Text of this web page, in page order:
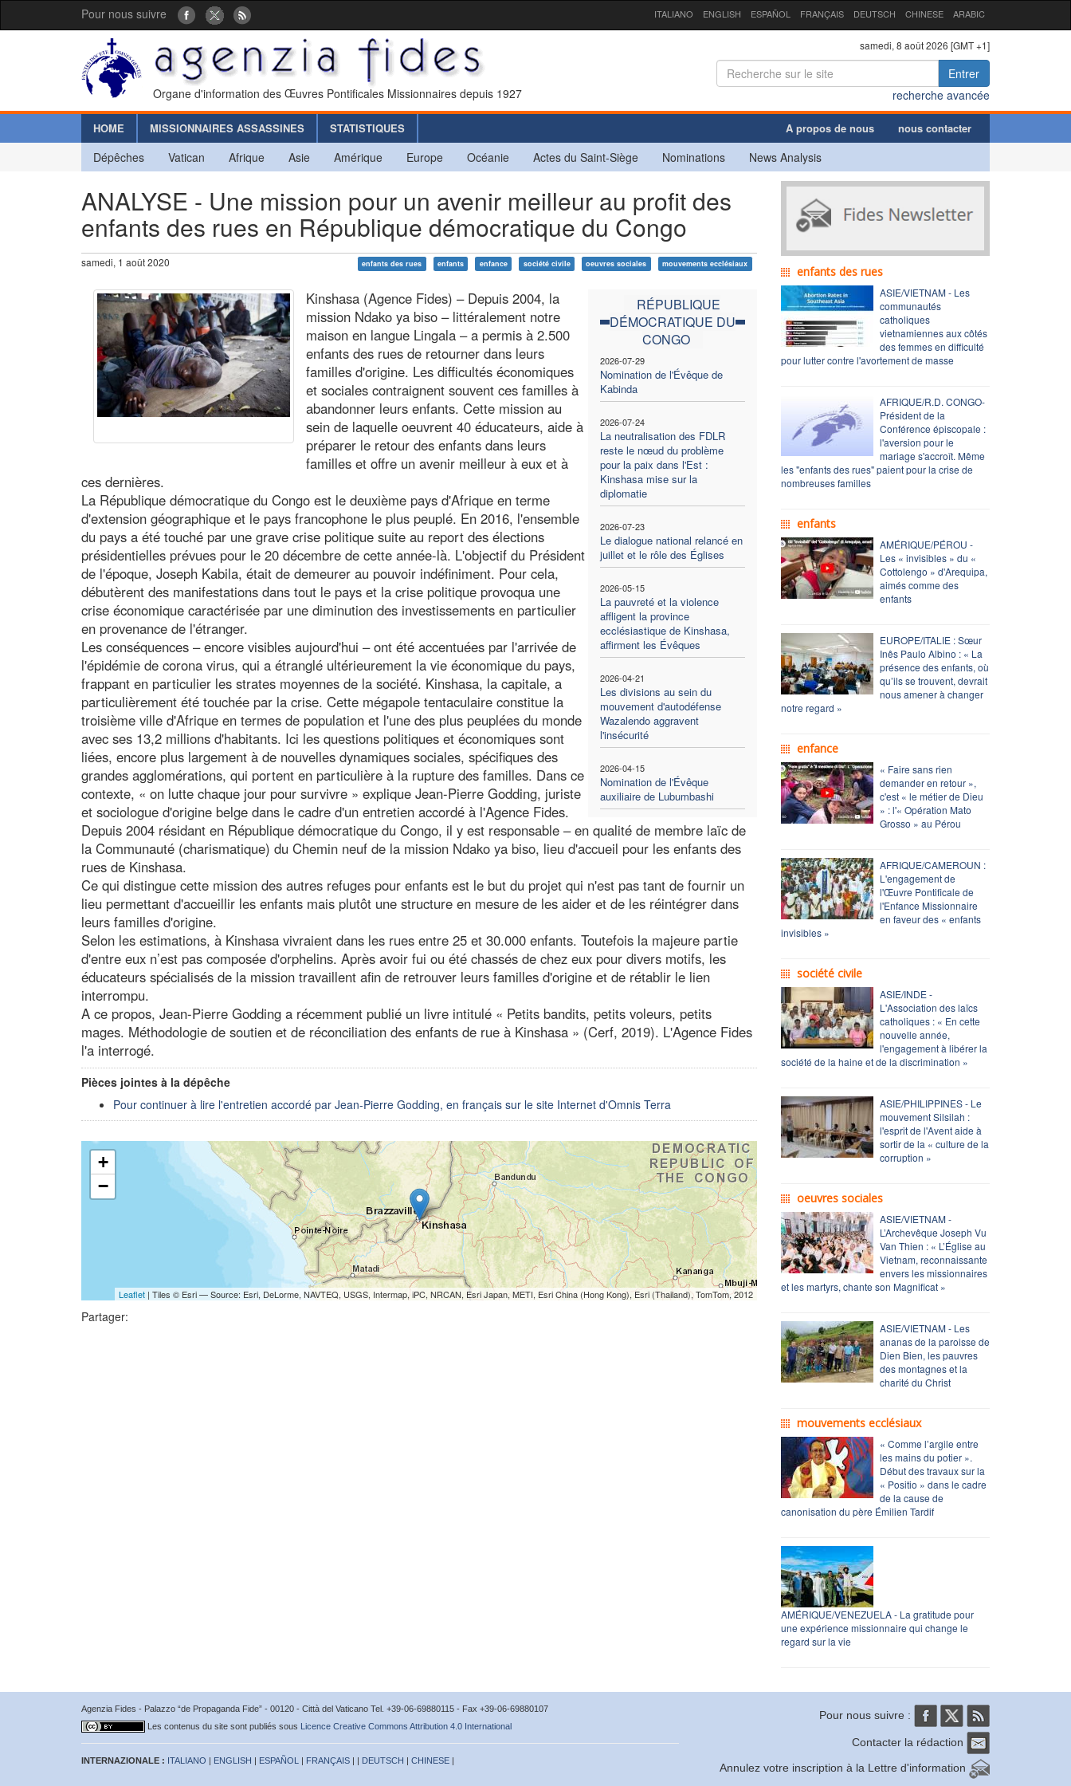
Pour nous suivre ITALIANO ENGLISH ESPAÑOL FRANÇAIS DEUTSCH CHINESE ARABIC
Organe d'information des Œuvres Pontificales Missionnaires depuis 1927
samedi, 8 août 2026 [GMT +1]
Entrer
recherche avancée
HOME MISSIONNAIRES ASSASSINES STATISTIQUES A propos de nous nous contacter
Dépêches Vatican Afrique Asie Amérique Europe Océanie Actes du Saint-Siège Nominations News Analysis
ANALYSE - Une mission pour un avenir meilleur au profit des
enfants des rues en République démocratique du Congo
samedi, 1 août 2020 enfants des rues enfants enfance société civile oeuvres sociales mouvements ecclésiaux
RÉPUBLIQUE
DÉMOCRATIQUE DU
CONGO
2026-07-29
Nomination de l'Évêque de
Kabinda
2026-07-24
La neutralisation des FDLR
reste le nœud du problème
pour la paix dans l'Est :
Kinshasa mise sur la
diplomatie
2026-07-23
Le dialogue national relancé en
juillet et le rôle des Églises
2026-05-15
La pauvreté et la violence
affligent la province
ecclésiastique de Kinshasa,
affirment les Évêques
2026-04-21
Les divisions au sein du
mouvement d'autodéfense
Wazalendo aggravent
l'insécurité
2026-04-15
Nomination de l'Évêque
auxiliaire de Lubumbashi
Kinshasa (Agence Fides) – Depuis 2004, la
mission Ndako ya biso – littéralement notre
maison en langue Lingala – a permis à 2.500
enfants des rues de retourner dans leurs
familles d'origine. Les difficultés économiques
et sociales contraignent souvent ces familles à
abandonner leurs enfants. Cette mission au
sein de laquelle oeuvrent 40 éducateurs, aide à
préparer le retour des enfants dans leurs
familles et offre un avenir meilleur à eux et à
ces dernières.
La République démocratique du Congo est le deuxième pays d'Afrique en terme
d'extension géographique et le pays francophone le plus peuplé. En 2016, l'ensemble
du pays a été touché par une grave crise politique suite au report des élections
présidentielles prévues pour le 20 décembre de cette année-là. L'objectif du Président
de l'époque, Joseph Kabila, était de demeurer au pouvoir indéfiniment. Pour cela,
débutèrent des manifestations dans tout le pays et la crise politique provoqua une
crise économique caractérisée par une diminution des investissements en particulier
en provenance de l'étranger.
Les conséquences – encore visibles aujourd'hui – ont été accentuées par l'arrivée de
l'épidémie de corona virus, qui a étranglé ultérieurement la vie économique du pays,
frappant en particulier les strates moyennes de la société. Kinshasa, la capitale, a
particulièrement été touchée par la crise. Cette mégapole tentaculaire constitue la
troisième ville d'Afrique en termes de population et l'une des plus peuplées du monde
avec ses 13,2 millions d'habitants. Ici les questions politiques et économiques sont
liées, encore plus largement à de nouvelles dynamiques sociales, spécifiques des
grandes agglomérations, qui portent en particulière à la rupture des familles. Dans ce
contexte, « on lutte chaque jour pour survivre » explique Jean-Pierre Godding, juriste
et sociologue d'origine belge dans le cadre d'un entretien accordé à l'Agence Fides.
Depuis 2004 résidant en République démocratique du Congo, il y est responsable – en qualité de membre laïc de
la Communauté (charismatique) du Chemin neuf de la mission Ndako ya biso, lieu d'accueil pour les enfants des
rues de Kinshasa.
Ce qui distingue cette mission des autres refuges pour enfants est le but du projet qui n'est pas tant de fournir un
lieu permettant d'accueillir les enfants mais plutôt une structure en mesure de les aider et de les réintégrer dans
leurs familles d'origine.
Selon les estimations, à Kinshasa vivraient dans les rues entre 25 et 30.000 enfants. Toutefois la majeure partie
d'entre eux n’est pas composée d'orphelins. Après avoir fui ou été chassés de chez eux pour divers motifs, les
éducateurs spécialisés de la mission travaillent afin de retrouver leurs familles d'origine et de rétablir le lien
interrompu.
A ce propos, Jean-Pierre Godding a récemment publié un livre intitulé « Petits bandits, petits voleurs, petits
mages. Méthodologie de soutien et de réconciliation des enfants de rue à Kinshasa » (Cerf, 2019). L'Agence Fides
l'a interrogé.
Pièces jointes à la dépêche
Pour continuer à lire l'entretien accordé par Jean-Pierre Godding, en français sur le site Internet d'Omnis Terra
+
−
Leaflet| Tiles © Esri — Source: Esri, DeLorme, NAVTEQ, USGS, Intermap, iPC, NRCAN, Esri Japan, METI, Esri China (Hong Kong), Esri (Thailand), TomTom, 2012
Partager:
enfants des rues
ASIE/VIETNAM - Les
communautés
catholiques
vietnamiennes aux côtés
des femmes en difficulté
pour lutter contre l'avortement de masse
AFRIQUE/R.D. CONGO-
Président de la
Conférence épiscopale :
l'aversion pour le
mariage s'accroît. Même
les "enfants des rues" paient pour la crise de
nombreuses familles
enfants
AMÉRIQUE/PÉROU -
Les « invisibles » du «
Cottolengo » d'Arequipa,
aimés comme des
enfants
EUROPE/ITALIE : Sœur
Inês Paulo Albino : « La
présence des enfants, où
qu’ils se trouvent, devrait
nous amener à changer
notre regard »
enfance
« Faire sans rien
demander en retour »,
c'est « le métier de Dieu
» : l'« Opération Mato
Grosso » au Pérou
AFRIQUE/CAMEROUN :
L'engagement de
l'Œuvre Pontificale de
l'Enfance Missionnaire
en faveur des « enfants
invisibles »
société civile
ASIE/INDE -
L'Association des laïcs
catholiques : « En cette
nouvelle année,
l'engagement à libérer la
société de la haine et de la discrimination »
ASIE/PHILIPPINES - Le
mouvement Silsilah :
l'esprit de l'Avent aide à
sortir de la « culture de la
corruption »
oeuvres sociales
ASIE/VIETNAM -
L’Archevêque Joseph Vu
Van Thien : « L’Église au
Vietnam, reconnaissante
envers les missionnaires
et les martyrs, chante son Magnificat »
ASIE/VIETNAM - Les
ananas de la paroisse de
Dien Bien, les pauvres
des montagnes et la
charité du Christ
mouvements ecclésiaux
« Comme l’argile entre
les mains du potier ».
Début des travaux sur la
« Positio » dans le cadre
de la cause de
canonisation du père Émilien Tardif
AMÉRIQUE/VENEZUELA - La gratitude pour
une expérience missionnaire qui change le
regard sur la vie
Agenzia Fides - Palazzo “de Propaganda Fide” - 00120 - Città del Vaticano Tel. +39-06-69880115 - Fax +39-06-69880107
Les contenus du site sont publiés sous Licence Creative Commons Attribution 4.0 International
INTERNAZIONALE : ITALIANO | ENGLISH | ESPAÑOL | FRANÇAIS | | DEUTSCH | CHINESE |
Pour nous suivre :
Contacter la rédaction
Annulez votre inscription à la Lettre d'information